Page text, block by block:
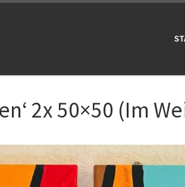
2x 50×50 (Im